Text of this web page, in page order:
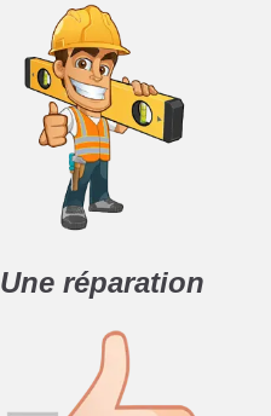
Une réparation